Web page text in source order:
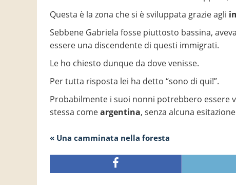
Questa è la zona che si è sviluppata grazie agli
Sebbene Gabriela fosse piuttosto bassina,
essere una discendente di questi immigrati.
Le ho chiesto dunque da dove venisse.
Per tutta risposta lei ha detto “sono di qui!”.
Probabilmente i suoi nonni potrebbero essere
stessa comeargentina, senza alcuna
« Una camminata nella foresta